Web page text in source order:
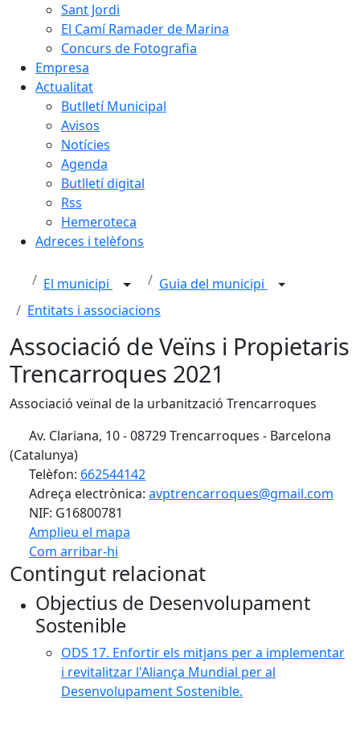
Sant Jordi
El Camí Ramader de Marina
Concurs de Fotografia
Empresa
Actualitat
Butlletí Municipal
Avisos
Notícies
Agenda
Butlletí digital
Rss
Hemeroteca
Adreces i telèfons
El municipi
Guia del municipi
Entitats i associacions
Associació de Veïns i Propietaris
Trencarroques 2021
Associació veïnal de la urbanització Trencarroques
Av. Clariana, 10 - 08729 Trencarroques - Barcelona
(Catalunya)
Telèfon: 662544142
Adreça electrònica: avptrencarroques@gmail.com
NIF: G16800781
Amplieu el mapa
Com arribar-hi
+
−
Contingut relacionat
Objectius de Desenvolupament
Sostenible
ODS 17. Enfortir els mitjans per a implementar
i revitalitzar l'Aliança Mundial per al
Desenvolupament Sostenible.